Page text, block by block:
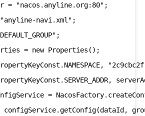
= "nacos.anyline.org:80";
navi.xml";
= new Properties();
=